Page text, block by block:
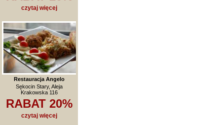
czytaj więcej
Restauracja Angelo
Sękocin Stary, Aleja
Krakowska 116
RABAT 20%
czytaj więcej